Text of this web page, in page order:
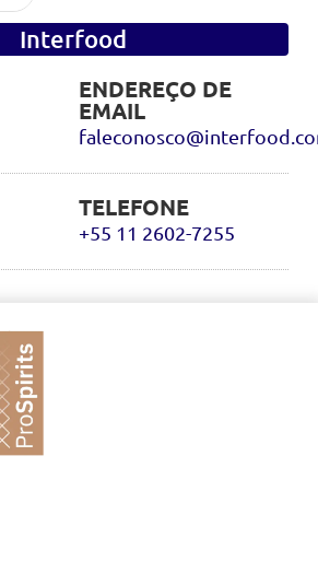
Interfood
ENDEREÇO DE
EMAIL
TELEFONE
+55 11 2602-7255